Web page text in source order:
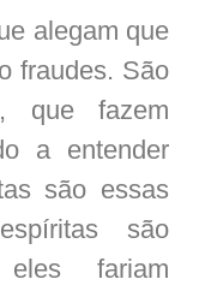
alegam que
fraudes. São
que fazem
a entender
são essas
são
fariam